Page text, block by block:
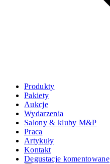
Produkty
Pakiety
Aukcje
Wydarzenia
Salony & kluby M&P
Praca
Artykuły
Kontakt
Degustacje komentowane